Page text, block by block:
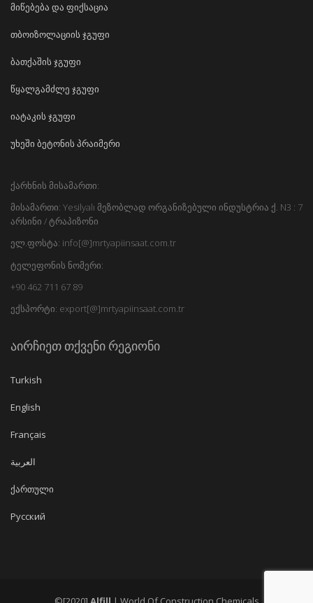
მიწებება და ფიქსაცია
თბოიზოლაციის ჯგუფი
ბათქაშის ჯგუფი
წყალგამძლე ჯგუფი
იატაკის ჯგუფი
უხეში ბეტონის პრაიმერი
ქარხნის მისამართი:
მისამართი: Yesilyalı მეზობლად ორგანიზებული ინდუსტრია ქ. N3 : 7
არსინი / ტრაპიზონი
ელ.ფოსტა: info[@]mrtyapiinsaat.com.tr
ტელეფონის ნომერი:
+90 462 711 67 89
ექსპორტი: export[@]mrtyapiinsaat.com.tr
აირჩიეთ თქვენი რეგიონი
Turkish
English
Français
العربية
ქართული
Русский